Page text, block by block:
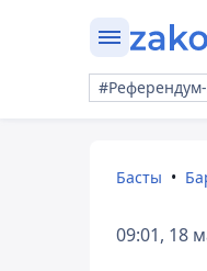
Басты
09:01, 18